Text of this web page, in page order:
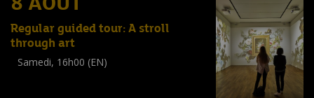
Regular guided tour: A stroll
through art
Samedi, 16h00 (EN)